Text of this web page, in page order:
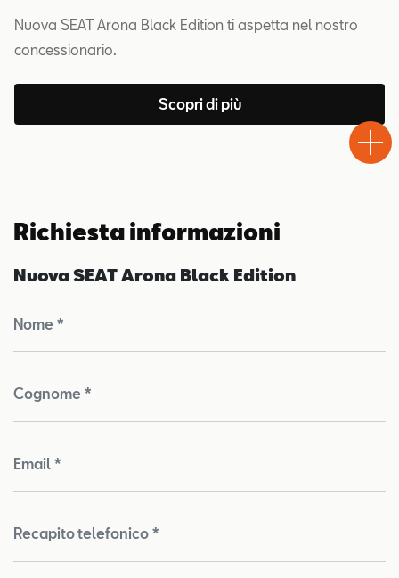
Nuova SEAT Arona Black Edition ti aspetta nel nostro
concessionario.
Scopri di più
Richiesta informazioni
Nuova SEAT Arona Black Edition
Nome *
Cognome *
Email *
Recapito telefonico *
Drive
Chiama